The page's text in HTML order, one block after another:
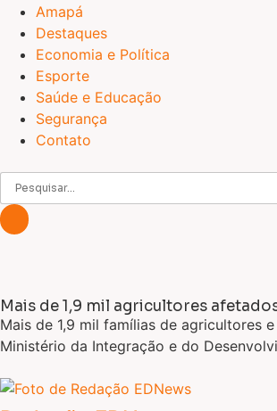
Amapá
Destaques
Economia e Política
Esporte
Saúde e Educação
Segurança
Contato
Mais de 1,9 mil agricultores
Mais de 1,9 mil famílias de agricultores
Ministério da Integração e do